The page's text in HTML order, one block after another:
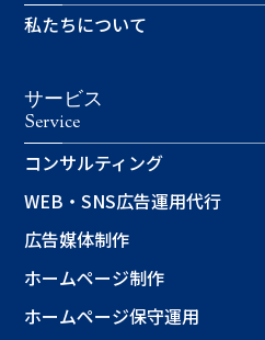
私たちについて
サービス
Service
コンサルティング
WEB・SNS広告運用代行
広告媒体制作
ホームページ制作
ホームページ保守運用